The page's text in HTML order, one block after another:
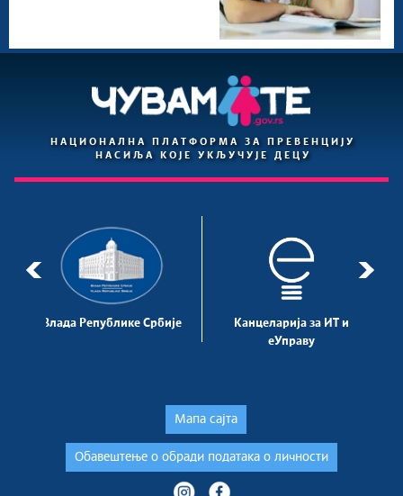
НАЦИОНАЛНА ПЛАТФОРМА ЗА ПРЕВЕНЦИЈУ
НАСИЉА КОЈЕ УКЉУЧУЈЕ ДЕЦУ
Влада Републике Србије
Канцеларија за ИТ и
еУправу
Мапа сајта
Обавештење о обради података о личности